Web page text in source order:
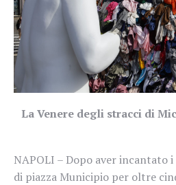
La Venere degli stracci di
NAPOLI – Dopo aver incantato
di piazza Municipio per oltre